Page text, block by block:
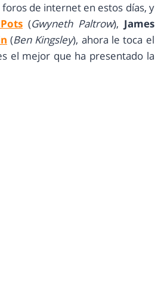
de internet en estos días, y
(Gwyneth Paltrow), James
(Ben Kingsley), ahora le toca el
el mejor que ha presentado la